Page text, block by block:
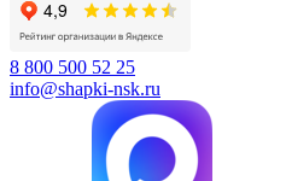
8 800 500 52 25
info@shapki-nsk.ru